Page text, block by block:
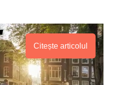
Citește articolul